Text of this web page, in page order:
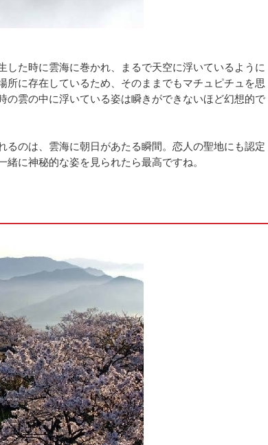
した時に雲海に巻かれ、まるで天空に浮いているように
所に存在しているため、そのままでもマチュピチュを思
の雲の中に浮いている姿は瞬きができないほど幻想的で
るのは、雲海に朝日があたる瞬間。恋人の聖地にも認定
に神秘的な姿を見られたら最高ですね。